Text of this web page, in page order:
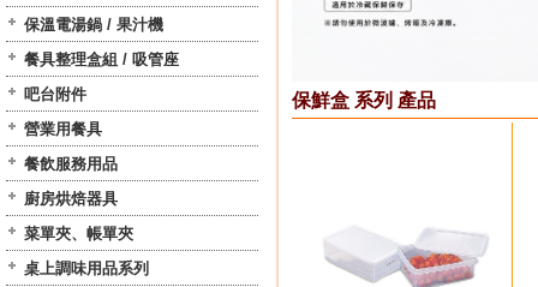
保溫電湯鍋 / 果汁機
餐具整理盒組 / 吸管座
吧台附件
營業用餐具
餐飲服務用品
廚房烘焙器具
菜單夾、帳單夾
桌上調味用品系列
保鮮盒 系列 產品